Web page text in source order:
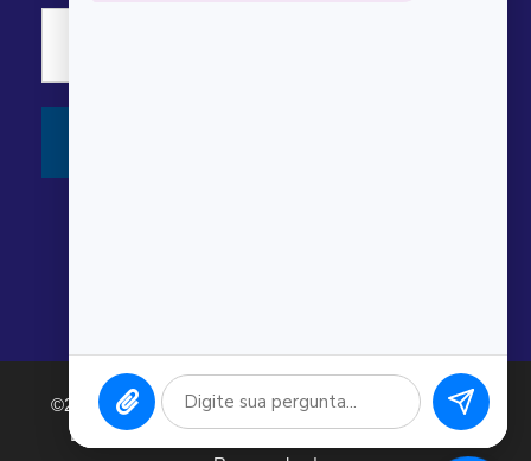
©2026 Argonauta Comércio e Serviços Oceanográficos
Ltda. CNPJ: 00.643.743/0001-80. Todos os direitos